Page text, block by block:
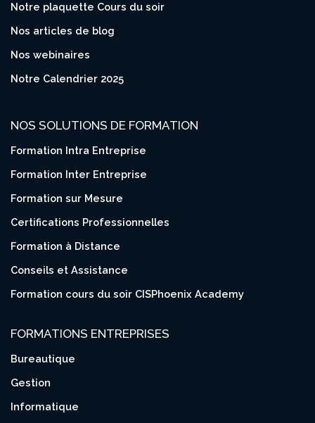
Notre plaquette Cours du soir
Nos articles de blog
Nos webinaires
Notre Calendrier 2025
NOS SOLUTIONS DE FORMATION
Formation Intra Entreprise
Formation Inter Entreprise
Formation sur Mesure
Certifications Professionnelles
Formation à Distance
Conseils et Assistance
Formation cours du soir CISPhoenix Academy
FORMATIONS ENTREPRISES
Bureautique
Gestion
Informatique